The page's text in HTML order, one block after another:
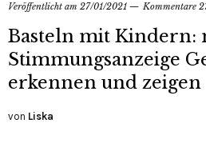
Veröffentlicht am 27/01/2021 Kommentare
Basteln mit Kindern:
Stimmungsanzeige
erkennen und zeigen
von Liska